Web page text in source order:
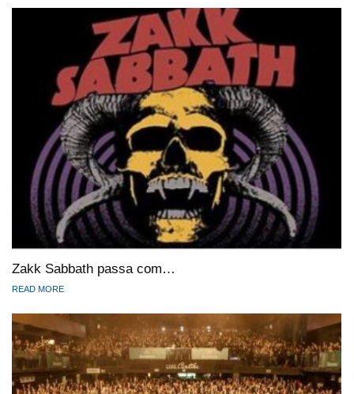
Zakk Sabbath passa com…
READ MORE